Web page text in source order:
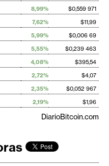
8,99%
$0,559 971
7,62%
$11,99
5,99%
$0,006 69
5,55%
$0,239 463
4,08%
$395,54
2,72%
$4,07
2,35%
$0,052 967
2,19% $1,96
DiarioBitcoin.com